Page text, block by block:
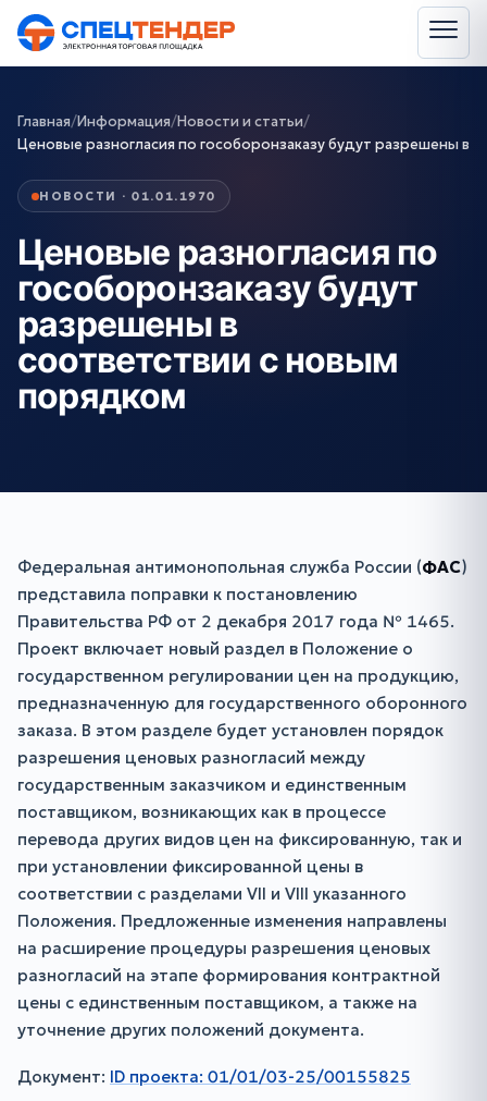
Главная/Информация/Новости и статьи/
Ценовые разногласия по гособоронзаказу будут разрешены в
НОВОСТИ · 01.01.1970
Ценовые разногласия по
гособоронзаказу будут
разрешены в
соответствии с новым
порядком
Федеральная антимонопольная служба России (ФАС)
представила поправки к постановлению
Правительства РФ от 2 декабря 2017 года № 1465.
Проект включает новый раздел в Положение о
государственном регулировании цен на продукцию,
предназначенную для государственного оборонного
заказа. В этом разделе будет установлен порядок
разрешения ценовых разногласий между
государственным заказчиком и единственным
поставщиком, возникающих как в процессе
перевода других видов цен на фиксированную, так и
при установлении фиксированной цены в
соответствии с разделами VII и VIII указанного
Положения. Предложенные изменения направлены
на расширение процедуры разрешения ценовых
разногласий на этапе формирования контрактной
цены с единственным поставщиком, а также на
уточнение других положений документа.
Документ: ID проекта: 01/01/03-25/00155825